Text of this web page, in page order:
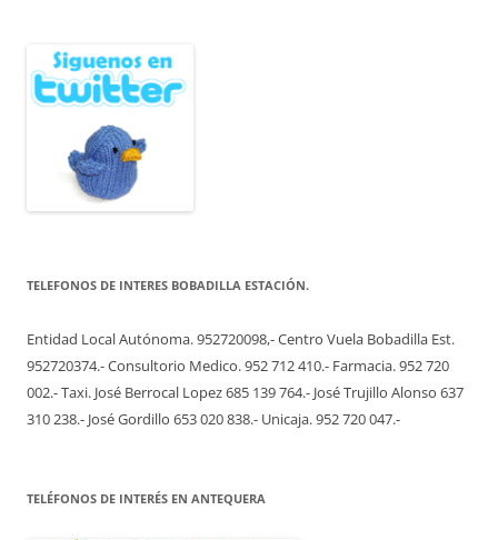
TELEFONOS DE INTERES BOBADILLA ESTACIÓN.
Entidad Local Autónoma. 952720098,- Centro Vuela Bobadilla Est.
952720374.- Consultorio Medico. 952 712 410.- Farmacia. 952 720
002.- Taxi. José Berrocal Lopez 685 139 764.- José Trujillo Alonso 637
310 238.- José Gordillo 653 020 838.- Unicaja. 952 720 047.-
TELÉFONOS DE INTERÉS EN ANTEQUERA